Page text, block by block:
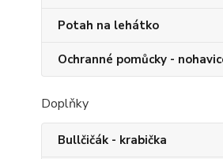
Potah na lehátko
Ochranné pomůcky -
Doplňky
Bullčičák - krabička